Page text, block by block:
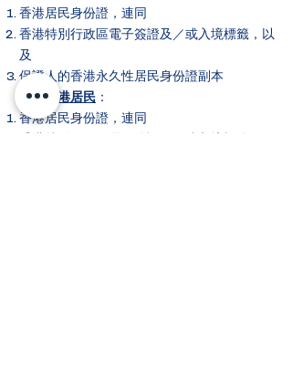
香港居民身份證，連同
香港特別行政區電子簽證及／或入境標籤，以
及
保證人的香港永久性居民身份證副本
其他香港居民 ：
香港居民身份證，連同